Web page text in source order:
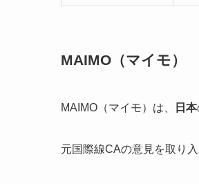
MAIMO（マイモ）
MAIMO（マイモ）は、 日本
元国際線CAの意見を取り